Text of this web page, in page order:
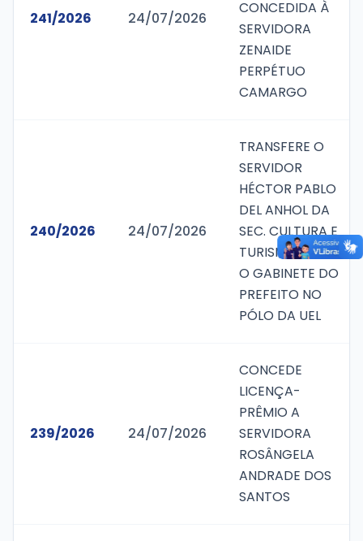
241/2026 24/07/2026
CONCEDIDA À
SERVIDORA
ZENAIDE
PERPÉTUO
CAMARGO
240/2026 24/07/2026
TRANSFERE O
SERVIDOR
HÉCTOR PABLO
DEL ANHOL DA
SEC. CULTURA E
TURISMO, PARA
O GABINETE DO
PREFEITO NO
PÓLO DA UEL
239/2026 24/07/2026
CONCEDE
LICENÇA-
PRÊMIO A
SERVIDORA
ROSÂNGELA
ANDRADE DOS
SANTOS